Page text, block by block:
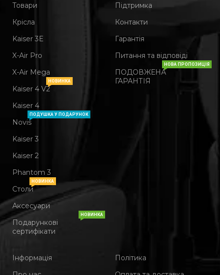
Товари
Крісла
Kaiser 3Е
X-Air Pro
X-Air Mega
Kaiser 4 V2
НОВИНКА
Kaiser 4
Novis
ПОДУШКА У ПОДАРУНОК
Kaiser 3
Kaiser 2
Phantom 3
Столи
НОВИНКА
Аксесуари
Подарункові
сертифікати
НОВИНКА
Підтримка
Контакти
Гарантія
Питання та відповіді
ПОДОВЖЕНА
ГАРАНТІЯ
НОВА ПРОПОЗИЦІЯ
Інформація
Політика